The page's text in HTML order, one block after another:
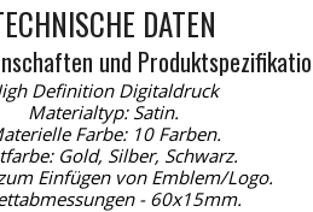
DATEN
und
Definition Digitaldruck
Materialtyp: Satin.
Farbe: 10 Farben.
Gold, Silber, Schwarz.
Einfügen von Emblem/Logo.
- 60x15mm.